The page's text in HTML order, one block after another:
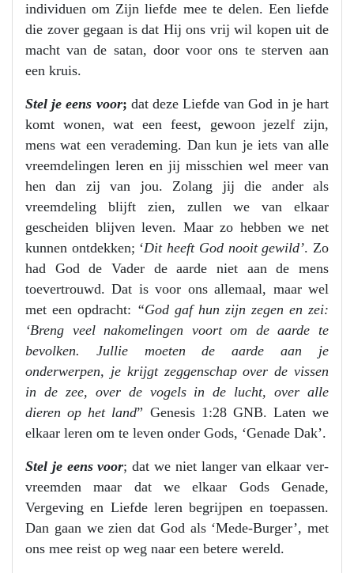
individuen om Zijn liefde mee te delen. Een liefde
die zover gegaan is dat Hij ons vrij wil kopen uit de
macht van de satan, door voor ons te sterven aan
een kruis.
Stel je eens voor; dat deze Liefde van God in je hart
komt wonen, wat een feest, gewoon jezelf zijn,
mens wat een verademing. Dan kun je iets van alle
vreemdelingen leren en jij misschien wel meer van
hen dan zij van jou. Zolang jij die ander als
vreemdeling blijft zien, zullen we van elkaar
gescheiden blijven leven. Maar zo hebben we net
kunnen ontdekken; ‘Dit heeft God nooit gewild’. Zo
had God de Vader de aarde niet aan de mens
toevertrouwd. Dat is voor ons allemaal, maar wel
met een opdracht: “God gaf hun zijn zegen en zei:
‘Breng veel nakomelingen voort om de aarde te
bevolken. Jullie moeten de aarde aan je
onderwerpen, je krijgt zeggenschap over de vissen
in de zee, over de vogels in de lucht, over alle
dieren op het land” Genesis 1:28 GNB. Laten we
elkaar leren om te leven onder Gods, ‘Genade Dak’.
Stel je eens voor; dat we niet langer van elkaar ver-
vreemden maar dat we elkaar Gods Genade,
Vergeving en Liefde leren begrijpen en toepassen.
Dan gaan we zien dat God als ‘Mede-Burger’, met
ons mee reist op weg naar een betere wereld.